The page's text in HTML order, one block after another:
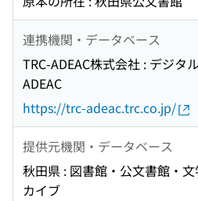
連携機関・データベース
TRC-ADEAC株式会社 : デジタ
ADEAC
https://trc-adeac.trc.co.jp/
提供元機関・データベース
秋田県 : 図書館・公文書館・
カイブ